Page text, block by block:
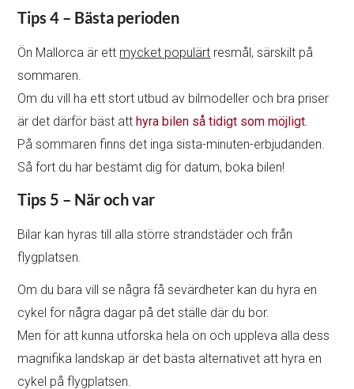
Tips 4 – Bästa perioden
Ön Mallorca är ett mycket populärt resmål, särskilt på
sommaren.
Om du vill ha ett stort utbud av bilmodeller och bra priser
är det därför bäst atthyra bilen så tidigt som möjligt
På sommaren finns det inga sista-minuten-erbjudanden.
Så fort du har bestämt dig för datum, boka bilen!
Tips 5 – När och var
Bilar kan hyras till alla större strandstäder och från
flygplatsen.
Om du bara vill se några få sevärdheter kan du hyra en
cykel för några dagar på det ställe där du bor.
Men för att kunna utforska hela ön och uppleva alla dess
magnifika landskap är det bästa alternativet att hyra en
cykel på flygplatsen.